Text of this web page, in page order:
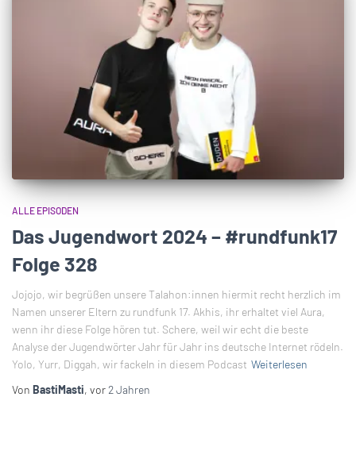
ALLE EPISODEN
Das Jugendwort 2024 – #rundfunk17
Folge 328
Jojojo, wir begrüßen unsere Talahon:innen hiermit recht herzlich im
Namen unserer Eltern zu rundfunk 17. Akhis, ihr erhaltet viel Aura,
wenn ihr diese Folge hören tut. Schere, weil wir echt die beste
Analyse der Jugendwörter Jahr für Jahr ins deutsche Internet rödeln.
Yolo, Yurr, Diggah, wir fackeln in diesem Podcast Weiterlesen
Von BastiMasti, vor 2 Jahren